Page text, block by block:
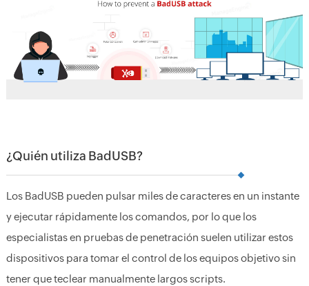
¿Quién utiliza BadUSB?
Los BadUSB pueden pulsar miles de caracteres en un instante
y ejecutar rápidamente los comandos, por lo que los
especialistas en pruebas de penetración suelen utilizar estos
dispositivos para tomar el control de los equipos objetivo sin
tener que teclear manualmente largos scripts.